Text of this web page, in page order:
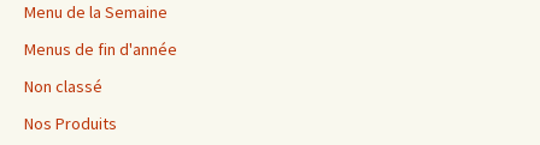
Menu de la Semaine
Menus de fin d'année
Non classé
Nos Produits